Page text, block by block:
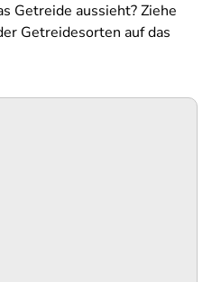
Getreide aussieht? Ziehe
Getreidesorten auf das